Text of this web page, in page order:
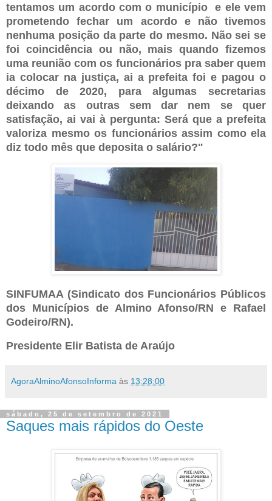
tentamos um acordo com o município  e ele vem
prometendo fechar um acordo e não tivemos
nenhuma posição da parte do mesmo. Não sei se
foi coincidência ou não, mais quando fizemos
uma reunião com os funcionários pra saber quem
ia colocar na justiça, ai a prefeita foi e pagou o
décimo de 2020, para algumas secretarias
deixando as outras sem dar nem se quer
satisfação, ai vai à pergunta: Será que a prefeita
valoriza mesmo os funcionários assim como ela
diz todo mês que deposita o salário?"
SINFUMAA (Sindicato dos Funcionários Públicos
dos Municípios de Almino Afonso/RN e Rafael
Godeiro/RN).
Presidente Elir Batista de Araújo
AgoraAlminoAfonsoInforma às 13:28:00
sábado, 25 de setembro de 2021
Saques mais rápidos do Oeste